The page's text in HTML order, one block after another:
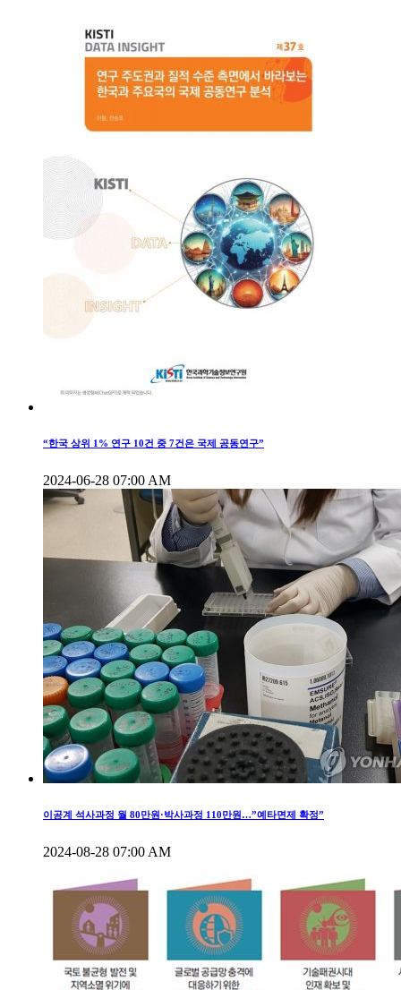
“한국 상위 1% 연구 10건 중 7건은 국제 공동연구”
2024-06-28 07:00 AM
이공계 석사과정 월 80만원·박사과정 110만원…”예타면제 확정”
2024-08-28 07:00 AM